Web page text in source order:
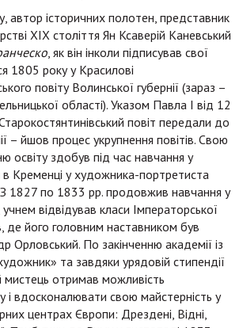
автор історичних полотен, представник
ХІХ століття Ян Ксаверій Каневський
, як він інколи підписував свої
1805 року у Красилові
повіту Волинської губернії (зараз –
області). Указом Павла І від 12
повіт передали до
– йшов процес укрупнення повітів. Свою
освіту здобув під час навчання у
в Кременці у художника-портретиста
1827 по 1833 рр. продовжив навчання у
відвідував класи Імператорської
де його головним наставником був
Орловський. По закінченню академії із
та завдяки урядовій стипендії
отримав можливість
і вдосконалювати свою майстерність у
центрах Європи: Дрездені, Відні,